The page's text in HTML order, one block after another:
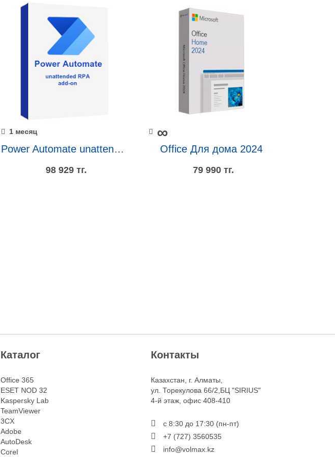
1 месяц
Power Automate unattended RPA add-on
98 929 тг.
∞
Office Для дома 2024
79 990 тг.
Каталог
Office 365
ESET NOD 32
Kaspersky Lab
TeamViewer
3CX
Adobe
AutoDesk
Corel
Контакты
Казахстан, г. Алматы,
ул. Торекулова 66/2,БЦ "SIRIUS"
4-й этаж, офис 408-410
с 8:30 до 17:30 (пн-пт)
+7 (727) 3560535
info@volmax.kz